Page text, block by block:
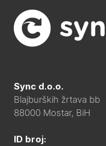
Sync d.o.o.
Blajburških žrtava bb
88000 Mostar, BiH
ID broj: